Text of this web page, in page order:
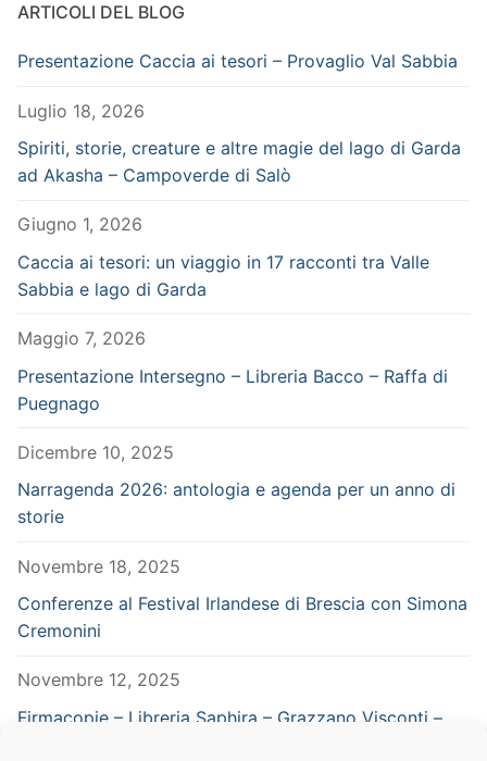
ARTICOLI DEL BLOG
Presentazione Caccia ai tesori – Provaglio Val Sabbia
Luglio 18, 2026
Spiriti, storie, creature e altre magie del lago di Garda
ad Akasha – Campoverde di Salò
Giugno 1, 2026
Caccia ai tesori: un viaggio in 17 racconti tra Valle
Sabbia e lago di Garda
Maggio 7, 2026
Presentazione Intersegno – Libreria Bacco – Raffa di
Puegnago
Dicembre 10, 2025
Narragenda 2026: antologia e agenda per un anno di
storie
Novembre 18, 2025
Conferenze al Festival Irlandese di Brescia con Simona
Cremonini
Novembre 12, 2025
Firmacopie – Libreria Saphira – Grazzano Visconti –